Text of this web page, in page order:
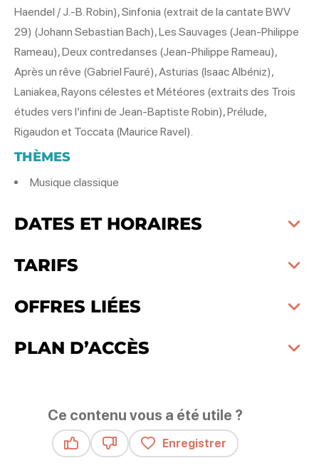
Haendel / J.-B. Robin), Sinfonia (extrait de la cantate BWV
29) (Johann Sebastian Bach), Les Sauvages (Jean-Philippe
Rameau), Deux contredanses (Jean-Philippe Rameau),
Après un rêve (Gabriel Fauré), Asturias (Isaac Albéniz),
Laniakea, Rayons célestes et Météores (extraits des Trois
études vers l’infini de Jean-Baptiste Robin), Prélude,
Rigaudon et Toccata (Maurice Ravel).
THÈMES
Musique classique
DATES ET HORAIRES
TARIFS
OFFRES LIÉES
PLAN D’ACCÈS
Ce contenu vous a été utile ?
Enregistrer